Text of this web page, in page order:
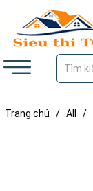
Trang chủ / All /